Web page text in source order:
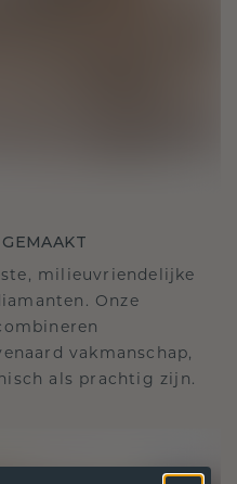
milieuvriendelijke
Onze
vakmanschap,
als prachtig zijn.